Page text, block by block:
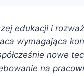
edukacji i
wymagająca
nowe
na